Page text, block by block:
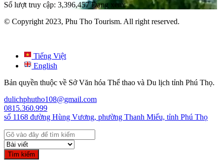
Số lượt truy cập: 3,396,457Đang xem:
© Copyright 2023, Phu Tho Tourism. All right reserved.
Tiếng Việt
English
Bản quyền thuộc về Sở Văn hóa Thể thao và Du lịch tỉnh Phú Thọ.
dulichphutho108@gmail.com
0815.360.999
số 1168 đường Hùng Vương, phường Thanh Miếu, tỉnh Phú Thọ
Tìm kiếm